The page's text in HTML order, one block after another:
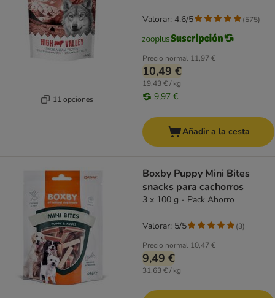
11 opciones
Precio normal 11,97 €
10,49 €
19,43 € / kg
9,97 €
Valorar: 4.6/5 (575)
Añadir a la cesta
Boxby Puppy Mini Bites
snacks para cachorros
3 x 100 g - Pack Ahorro
Precio normal 10,47 €
9,49 €
31,63 € / kg
Valorar: 5/5 (3)